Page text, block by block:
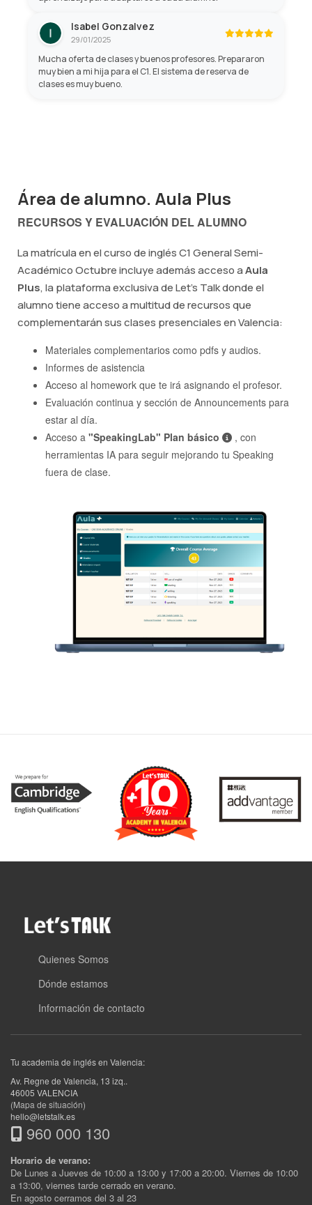
Isabel Gonzalvez
29/01/2025
Mucha oferta de clases y buenos profesores. Prepararon
muy bien a mi hija para el C1. El sistema de reserva de
clases es muy bueno.
Área de alumno. Aula Plus
RECURSOS Y EVALUACIÓN DEL ALUMNO
La matrícula en el curso de inglés C1 General Semi-
Académico Octubre incluye además acceso aAula
Plus, la plataforma exclusiva de Let's Talk donde el
alumno tiene acceso a multitud de recursos que
complementarán sus clases presenciales en Valencia:
Materiales complementarios como pdfs y audios.
Informes de asistencia
Acceso al homework que te irá asignando el profesor.
Evaluación continua y sección de Announcements para
estar al día.
Acceso a "SpeakingLab" Plan básico
, con
herramientas IA para seguir mejorando tu Speaking
fuera de clase.
Quienes Somos
Dónde estamos
Información de contacto
Tu academia de inglés en Valencia:
Av. Regne de Valencia, 13 izq..
46005 VALENCIA
(Mapa de situación)
hello@letstalk.es
960 000 130
Horario de verano:
De Lunes a Jueves de 10:00 a 13:00 y 17:00 a 20:00. Viernes de 10:00
a 13:00, viernes tarde cerrado en verano.
En agosto cerramos del 3 al 23